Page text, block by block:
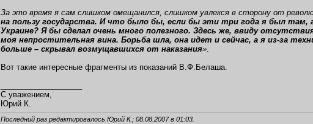
За это время я сам слишком омещанился, слишком увлекся в сторону от
на пользу государства. И что было бы, если бы эти три года я был там,
Украине? Я бы сделал очень много полезного. Здесь же, ввиду
моя непростительная вина. Борьба шла, она идет и сейчас, а я из-за
больше – скрывал возмущавшихся от наказания».
Вот такие интересные фрагменты из показаний В.Ф.Белаша.
С уважением,
Юрий К.
Последний раз редактировалось Юрий К.; 08.08.2007 в 01:03